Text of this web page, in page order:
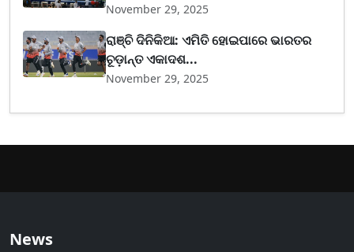
November 29, 2025
ରାଞ୍ଚି ଦିନିକିଆ: ଏମିତି ହୋଇପାରେ ଭାରତର
ଚୂଡ଼ାନ୍ତ ଏକାଦଶ...
November 29, 2025
News